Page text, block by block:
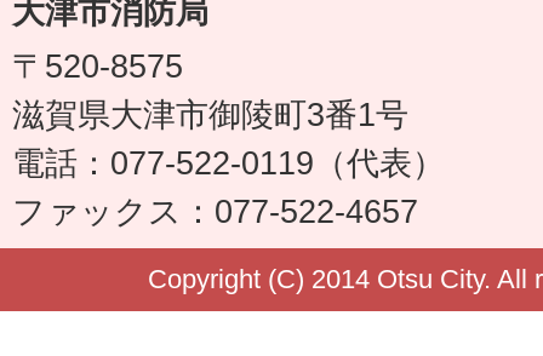
大津市消防局
〒520-8575
滋賀県大津市御陵町3番1号
電話：077-522-0119（代表）
ファックス：077-522-4657
Copyright (C) 2014 Otsu City. All